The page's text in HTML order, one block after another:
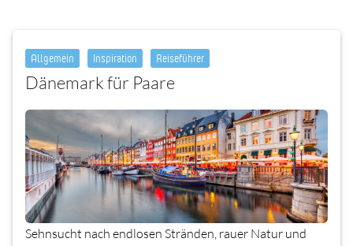
Allgemein Inspiration Reiseführer
Dänemark für Paare
Sehnsucht nach endlosen Stränden, rauer Natur und